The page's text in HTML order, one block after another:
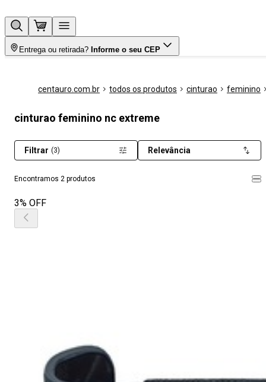
Entrega ou retirada? Informe o seu CEP
centauro.com.br todos os produtos cinturao feminino
cinturao feminino nc extreme
Encontramos 2 produtos
Filtrar (3) Relevância
3% OFF